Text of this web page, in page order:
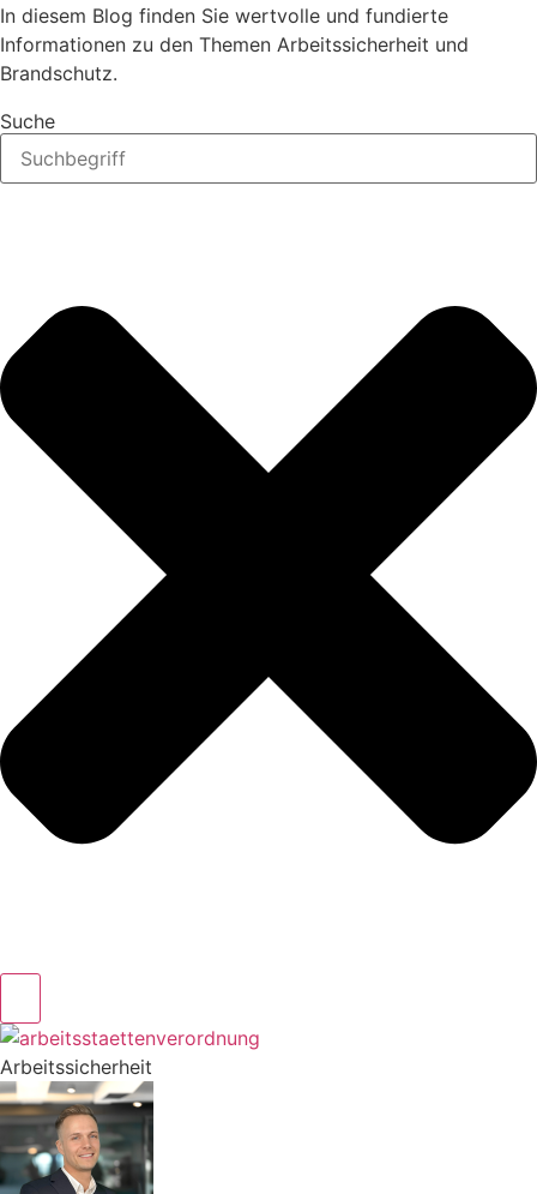
In diesem Blog finden Sie wertvolle und fundierte
Informationen zu den Themen Arbeitssicherheit und
Brandschutz.
Suche
Arbeitssicherheit